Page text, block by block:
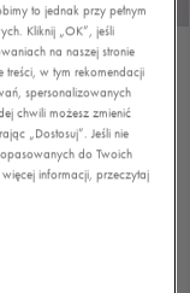
to jednak przy pełnym
Kliknij „OK”, jeśli
na naszej stronie
w tym rekomendacji
spersonalizowanych
chwili możesz zmienić
„Dostosuj”. Jeśli nie
do Twoich
informacji, przeczytaj